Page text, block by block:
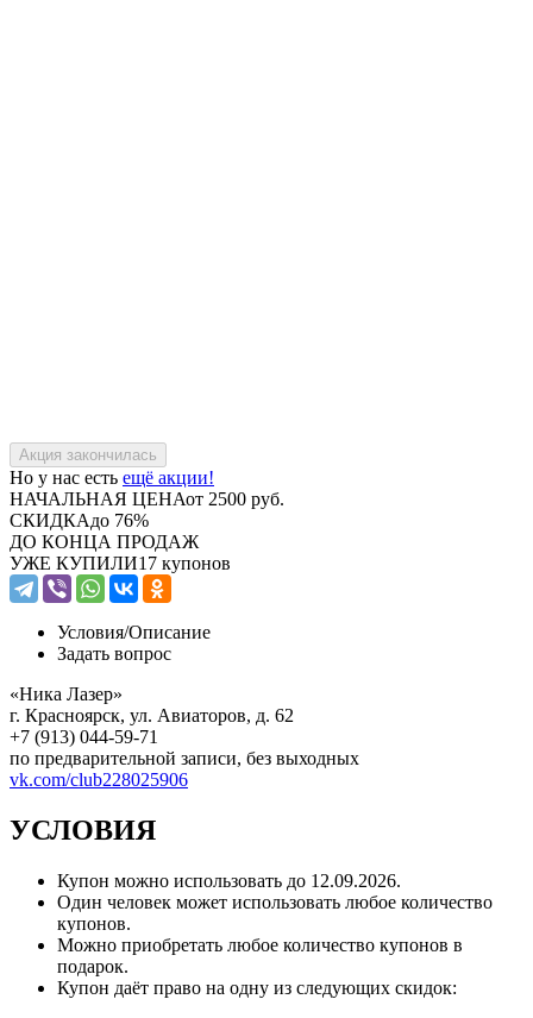
Но у нас есть ещё акции!
НАЧАЛЬНАЯ ЦЕНАот 2500 руб.
СКИДКАдо 76%
ДО КОНЦА ПРОДАЖ
УЖЕ КУПИЛИ17 купонов
Условия/Описание
Задать вопрос
«Ника Лазер»
г. Красноярск, ул. Авиаторов, д. 62
+7 (913) 044-59-71
по предварительной записи, без выходных
vk.com/club228025906
УСЛОВИЯ
Купон можно использовать до 12.09.2026.
Один человек может использовать любое количество
купонов.
Можно приобретать любое количество купонов в
подарок.
Купон даёт право на одну из следующих скидок: